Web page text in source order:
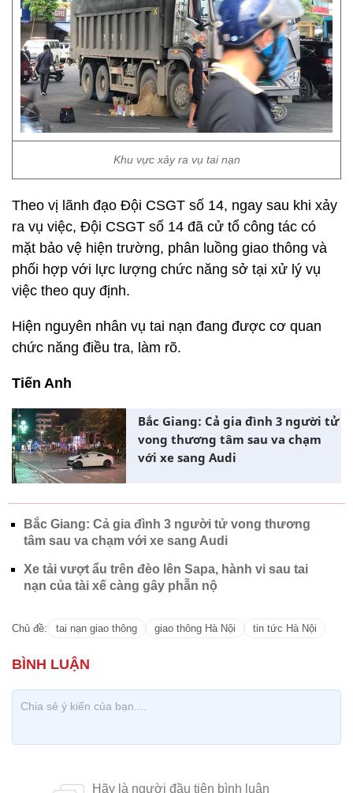
Khu vực xảy ra vụ tai nạn
Theo vị lãnh đạo Đội CSGT số 14, ngay sau khi xảy
ra vụ việc, Đội CSGT số 14 đã cử tổ công tác có
mặt bảo vệ hiện trường, phân luồng giao thông và
phối hợp với lực lượng chức năng sở tại xử lý vụ
việc theo quy định.
Hiện nguyên nhân vụ tai nạn đang được cơ quan
chức năng điều tra, làm rõ.
Tiến Anh
Bắc Giang: Cả gia đình 3 người tử
vong thương tâm sau va chạm
với xe sang Audi
Bắc Giang: Cả gia đình 3 người tử vong thương
tâm sau va chạm với xe sang Audi
Xe tải vượt ẩu trên đèo lên Sapa, hành vi sau tai
nạn của tài xế càng gây phẫn nộ
Chủ đề: tai nạn giao thông giao thông Hà Nội tin tức Hà Nội